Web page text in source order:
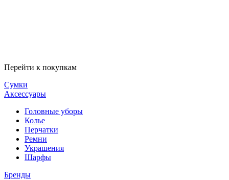
Перейти к покупкам
Сумки
Аксессуары
Головные уборы
Колье
Перчатки
Ремни
Украшения
Шарфы
Бренды